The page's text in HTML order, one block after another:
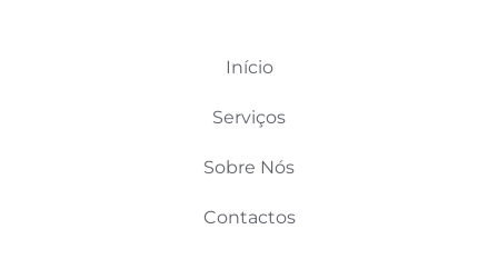
Início
Serviços
Sobre Nós
Contactos